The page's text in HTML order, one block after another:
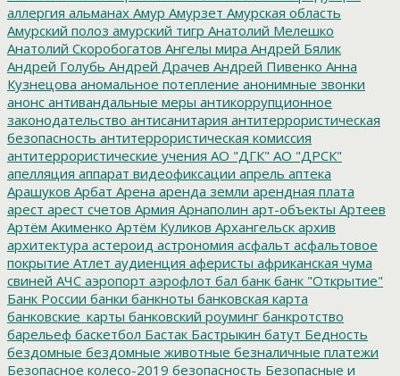
аллергия альманах Амур Амурзет Амурская область
Амурский полоз амурский тигр Анатолий Мелешко
Анатолий Скоробогатов Ангелы мира Андрей Бялик
Андрей Голубь Андрей Драчев Андрей Пивенко Анна
Кузнецова аномальное потепление анонимные звонки
анонс антивандальные меры антикоррупционное
законодательство антисанитария антитеррористическая
безопасность антитеррористическая комиссия
антитеррористические учения АО "ДГК" АО "ДРСК"
апелляция аппарат видеофиксации апрель аптека
Арашуков Арбат Арена аренда земли арендная плата
арест арест счетов Армия Арнаполин арт-объекты Артеев
Артём Акименко Артём Куликов Архангельск архив
архитектура астероид астрономия асфальт асфальтовое
покрытие Атлет аудиенция аферисты африканская чума
свиней АЧС аэропорт аэрофлот бал банк банк "Открытие"
Банк России банки банкноты банковская карта
банковские_карты банковский роуминг банкротство
барельеф баскетбол Бастак Бастрыкин батут Бедность
бездомные бездомные животные безналичные платежи
Безопасное колесо-2019 безопасность Безопасные и